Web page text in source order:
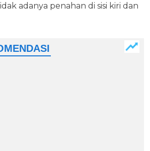
adanya penahan di sisi kiri dan